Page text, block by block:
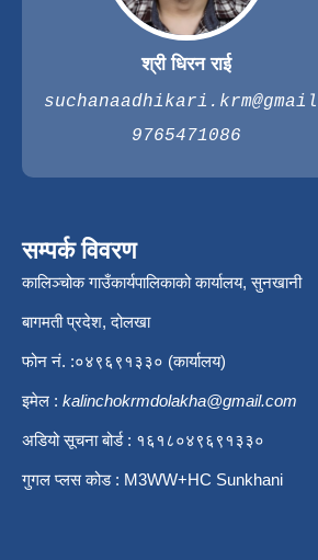
श्री धिरन राई
9765471086
सम्पर्क विवरण
कालिञ्चोक गाउँकार्यपालिकाको कार्यालय, सुनखानी
बागमती प्रदेश, दोलखा
फोन नं. :०४९६९१३३० (कार्यालय)
इमेल : kalinchokrmdolakha@gmail.com
अडियो सूचना बोर्ड : १६१८०४९६९१३३०
गुगल प्लस कोड : M3WW+HC Sunkhani